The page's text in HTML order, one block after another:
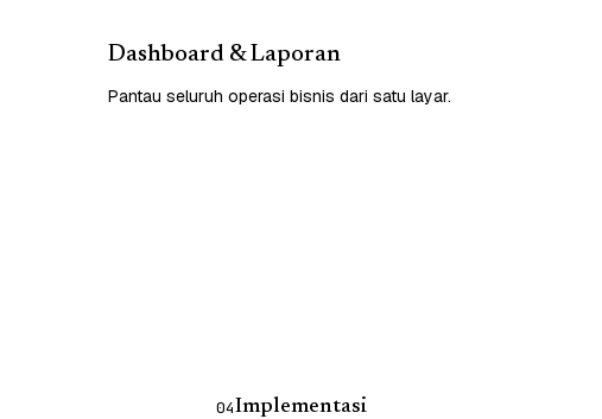
Dashboard & Laporan
Pantau seluruh operasi bisnis dari satu layar.
04Implementasi